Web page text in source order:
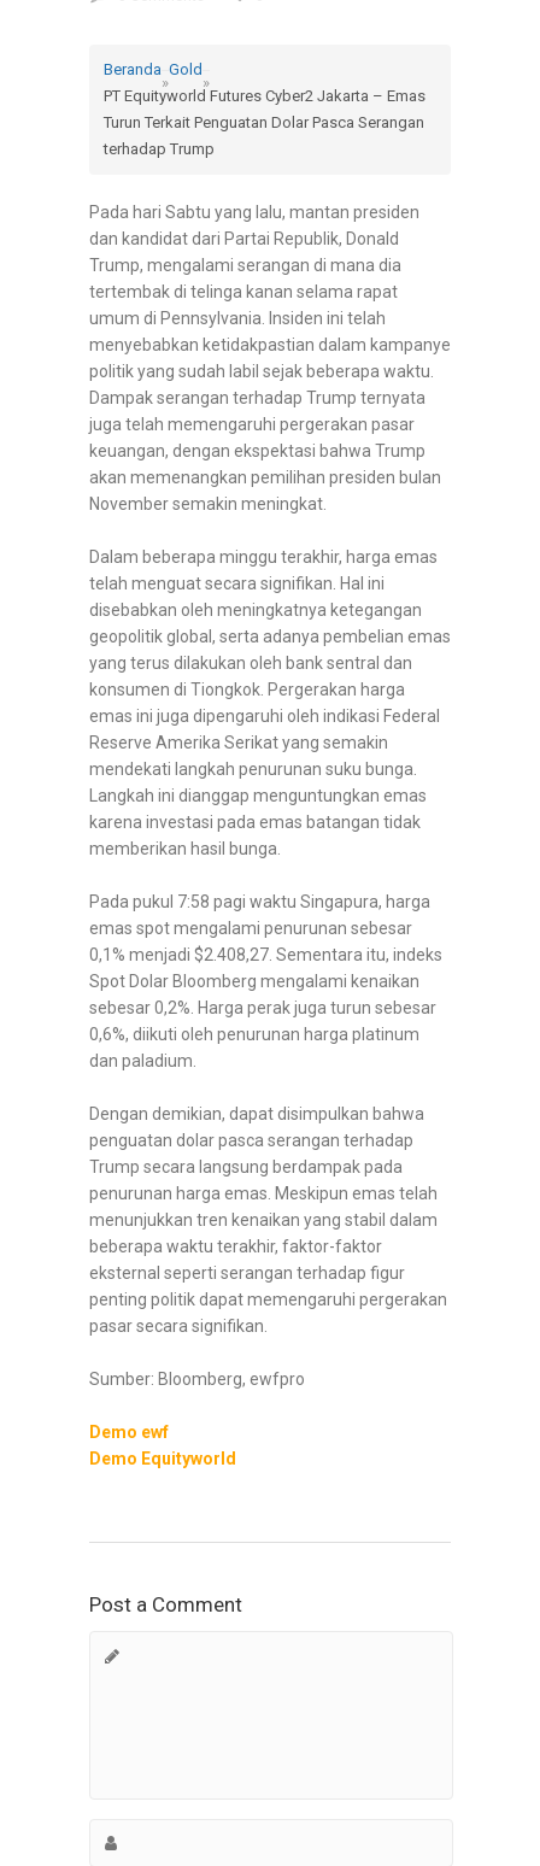
Beranda
»
Gold
»
PT Equityworld Futures Cyber2 Jakarta – Emas
Turun Terkait Penguatan Dolar Pasca Serangan
terhadap Trump
Pada hari Sabtu yang lalu, mantan presiden
dan kandidat dari Partai Republik, Donald
Trump, mengalami serangan di mana dia
tertembak di telinga kanan selama rapat
umum di Pennsylvania. Insiden ini telah
menyebabkan ketidakpastian dalam kampanye
politik yang sudah labil sejak beberapa waktu.
Dampak serangan terhadap Trump ternyata
juga telah memengaruhi pergerakan pasar
keuangan, dengan ekspektasi bahwa Trump
akan memenangkan pemilihan presiden bulan
November semakin meningkat.
Dalam beberapa minggu terakhir, harga emas
telah menguat secara signifikan. Hal ini
disebabkan oleh meningkatnya ketegangan
geopolitik global, serta adanya pembelian emas
yang terus dilakukan oleh bank sentral dan
konsumen di Tiongkok. Pergerakan harga
emas ini juga dipengaruhi oleh indikasi Federal
Reserve Amerika Serikat yang semakin
mendekati langkah penurunan suku bunga.
Langkah ini dianggap menguntungkan emas
karena investasi pada emas batangan tidak
memberikan hasil bunga.
Pada pukul 7:58 pagi waktu Singapura, harga
emas spot mengalami penurunan sebesar
0,1% menjadi $2.408,27. Sementara itu, indeks
Spot Dolar Bloomberg mengalami kenaikan
sebesar 0,2%. Harga perak juga turun sebesar
0,6%, diikuti oleh penurunan harga platinum
dan paladium.
Dengan demikian, dapat disimpulkan bahwa
penguatan dolar pasca serangan terhadap
Trump secara langsung berdampak pada
penurunan harga emas. Meskipun emas telah
menunjukkan tren kenaikan yang stabil dalam
beberapa waktu terakhir, faktor-faktor
eksternal seperti serangan terhadap figur
penting politik dapat memengaruhi pergerakan
pasar secara signifikan.
Sumber: Bloomberg, ewfpro
Demo ewf
Demo Equityworld
Post a Comment